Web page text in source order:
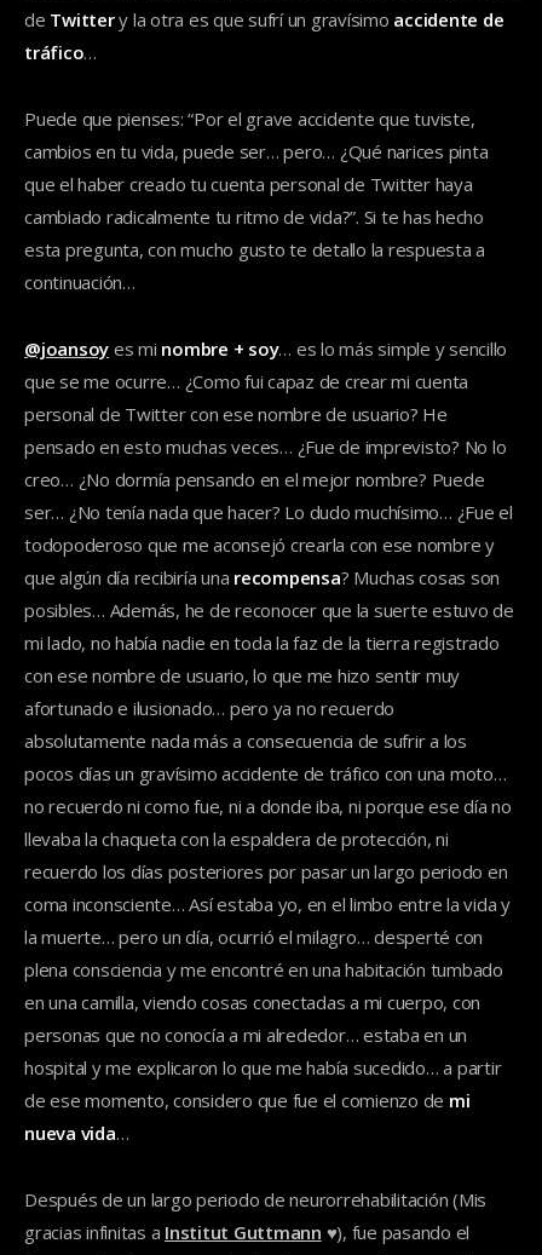
de Twittery la otra es que sufrí un gravísimo accidente de
tráfico…
Puede que pienses: “Por el grave accidente que tuviste,
cambios en tu vida, puede ser… pero… ¿Qué narices pinta
que el haber creado tu cuenta personal de Twitter haya
cambiado radicalmente tu ritmo de vida?”. Si te has hecho
esta pregunta, con mucho gusto te detallo la respuesta a
continuación…
@joansoy es mi nombre + soy… es lo más simple y sencillo
que se me ocurre… ¿Como fui capaz de crear mi cuenta
personal de Twitter con ese nombre de usuario? He
pensado en esto muchas veces… ¿Fue de imprevisto? No lo
creo… ¿No dormía pensando en el mejor nombre? Puede
ser… ¿No tenía nada que hacer? Lo dudo muchísimo… ¿Fue el
todopoderoso que me aconsejó crearla con ese nombre y
que algún día recibiría una recompensa? Muchas cosas son
posibles… Además, he de reconocer que la suerte estuvo de
mi lado, no había nadie en toda la faz de la tierra registrado
con ese nombre de usuario, lo que me hizo sentir muy
afortunado e ilusionado… pero ya no recuerdo
absolutamente nada más a consecuencia de sufrir a los
pocos días un gravísimo accidente de tráfico con una moto…
no recuerdo ni como fue, ni a donde iba, ni porque ese día no
llevaba la chaqueta con la espaldera de protección, ni
recuerdo los días posteriores por pasar un largo periodo en
coma inconsciente… Así estaba yo, en el limbo entre la vida y
la muerte… pero un día, ocurrió el milagro… desperté con
plena consciencia y me encontré en una habitación tumbado
en una camilla, viendo cosas conectadas a mi cuerpo, con
personas que no conocía a mi alrededor… estaba en un
hospital y me explicaron lo que me había sucedido… a partir
de ese momento, considero que fue el comienzo de mi
nueva vida…
Después de un largo periodo de neurorrehabilitación (Mis
gracias infinitas a Institut Guttmann ♥), fue pasando el